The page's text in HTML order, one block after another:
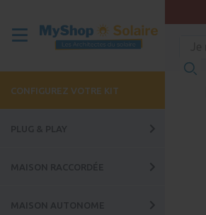
CONFIGUREZ VOTRE KIT